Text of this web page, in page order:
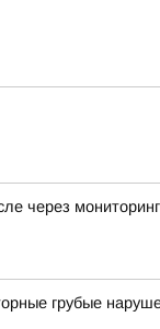
через
грубые